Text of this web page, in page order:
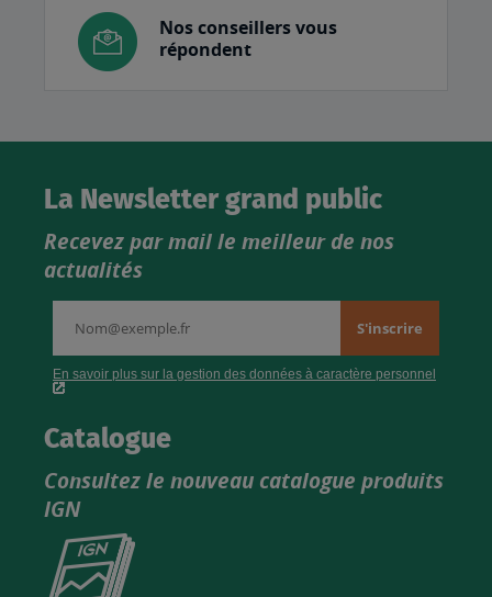
Nos conseillers vous
répondent
La Newsletter grand public
Recevez par mail le meilleur de nos
actualités
Catalogue
Consultez le nouveau catalogue produits
IGN
Consultez